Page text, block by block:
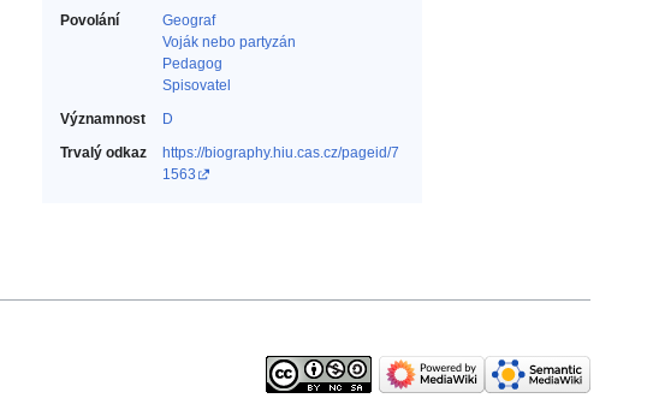
Povolání
Geograf‎
Voják nebo partyzán‎
Pedagog‎
Spisovatel‎
Významnost
D
Trvalý odkaz
https://biography.hiu.cas.cz/pageid/7
1563